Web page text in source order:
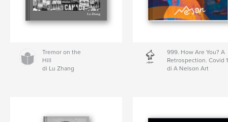
Tremor on the
Hill
di Lu Zhang
999. How Are You? A
Retrospection. Covid
di A Nelson Art